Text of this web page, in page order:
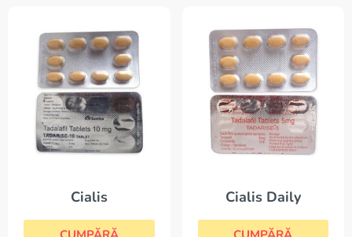
Cialis Cialis Daily